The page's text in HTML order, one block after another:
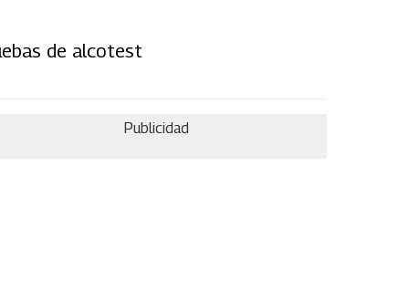
de alcotest
Publicidad